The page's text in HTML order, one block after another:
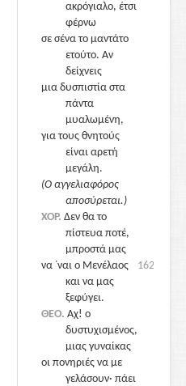
ακρόγιαλο, έτσι
φέρνω
σε σένα το μαντάτο
ετούτο. Αν
δείχνεις
μια δυσπιστία στα
πάντα
μυαλωμένη,
για τους θνητούς
είναι αρετή
μεγάλη.
(Ο αγγελιαφόρος
αποσύρεται.)
ΧΟΡ. Δεν θα το
πίστευα ποτέ,
μπροστά μας
1620
να ᾽ναι ο Μενέλαος
και να μας
ξεφύγει.
ΘΕΟ. Αχ! ο
δυστυχισμένος,
μιας γυναίκας
οι πονηριές να με
γελάσουν· πάει